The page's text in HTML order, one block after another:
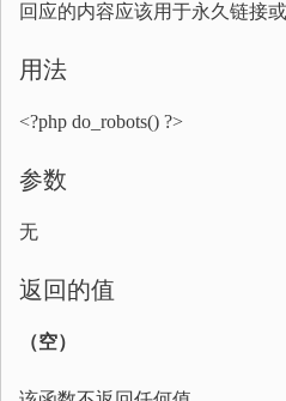
回应的内容应该用于永久链接
用法
<?php do_robots() ?>
参数
无
返回的值
（空）